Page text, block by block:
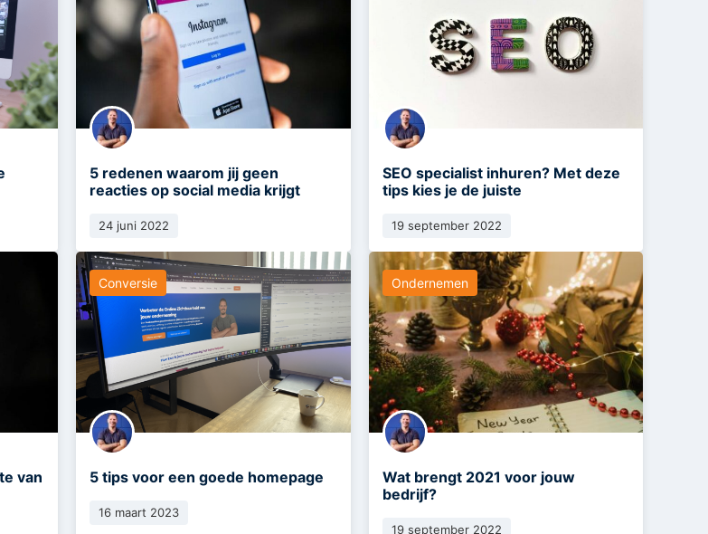
5 redenen waarom jij geen
reacties op social media krijgt
24 juni 2022
SEO specialist inhuren? Met deze
tips kies je de juiste
19 september 2022
van
Conversie
5 tips voor een goede homepage
16 maart 2023
Ondernemen
Wat brengt 2021 voor jouw
bedrijf?
19 september 2022